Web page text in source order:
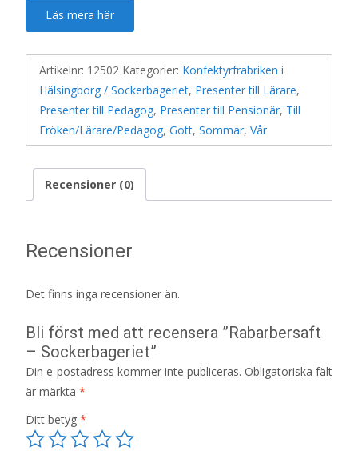
Läs mera här
Artikelnr: 12502 Kategorier: Konfektyrfrabriken i
Hälsingborg / Sockerbageriet, Presenter till Lärare,
Presenter till Pedagog, Presenter till Pensionär, Till
Fröken/Lärare/Pedagog, Gott, Sommar, Vår
Recensioner (0)
Recensioner
Det finns inga recensioner än.
Bli först med att recensera ”Rabarbersaft
– Sockerbageriet”
Din e-postadress kommer inte publiceras. Obligatoriska fält
är märkta *
Ditt betyg *